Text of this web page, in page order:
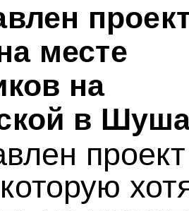
месте
на
в
проект